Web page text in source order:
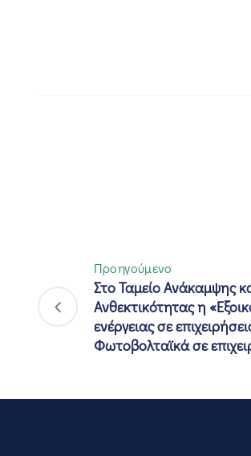
Προηγούμενο
Στο Ταμείο Ανάκαμψης
Ανθεκτικότητας η
ενέργειας σε
Φωτοβολταϊκά σε